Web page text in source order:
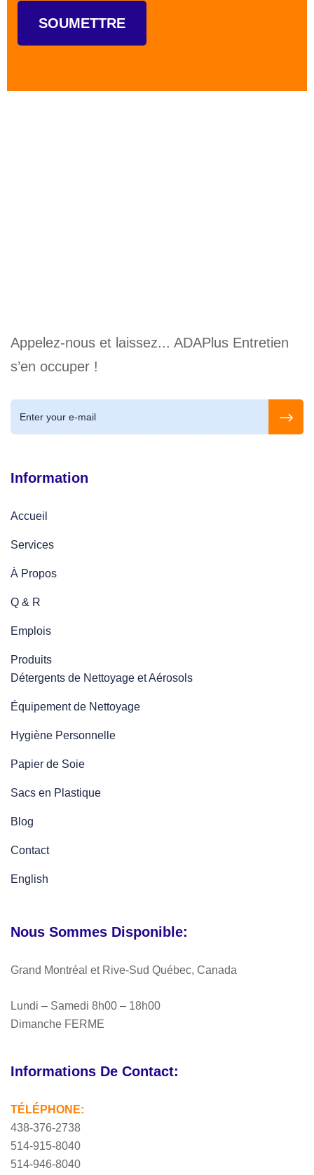
SOUMETTRE
Appelez-nous et laissez... ADAPlus Entretien
s’en occuper !
Information
Accueil
Services
À Propos
Q & R
Emplois
Produits
Détergents de Nettoyage et Aérosols
Équipement de Nettoyage
Hygiène Personnelle
Papier de Soie
Sacs en Plastique
Blog
Contact
English
Nous Sommes Disponible:
Grand Montréal et Rive-Sud Québec, Canada
Lundi – Samedi 8h00 – 18h00
Dimanche FERME
Informations De Contact:
TÉLÉPHONE:
438-376-2738
514-915-8040
514-946-8040